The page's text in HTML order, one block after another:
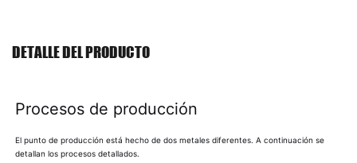
DETALLE DEL PRODUCTO
Procesos de producción
El punto de producción está hecho de dos metales diferentes. A continuación se
detallan los procesos detallados.